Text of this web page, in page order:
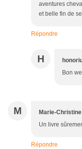
aventures
et belle fin de
Répondre
H
Bon
M Marie-Christine
Un livre
Répondre